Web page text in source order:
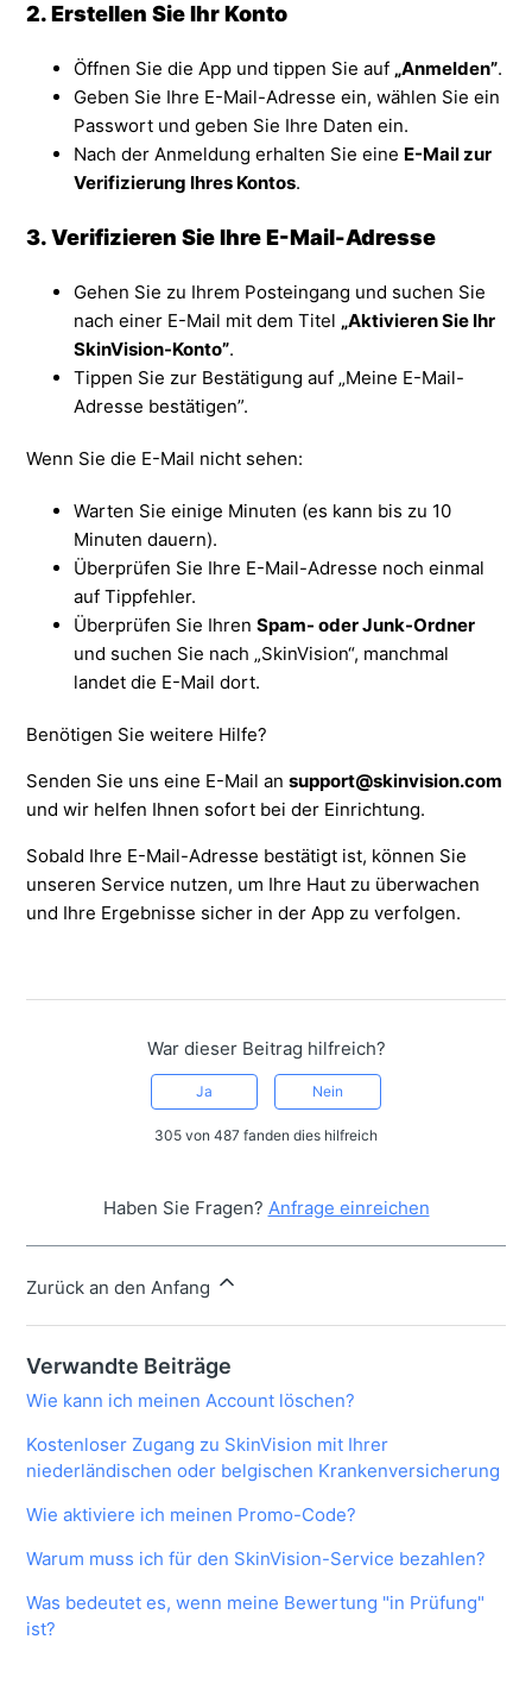
2. Erstellen Sie Ihr Konto
Öffnen Sie die App und tippen Sie auf „Anmelden”.
Geben Sie Ihre E-Mail-Adresse ein, wählen Sie ein
Passwort und geben Sie Ihre Daten ein.
Nach der Anmeldung erhalten Sie eine E-Mail zur
Verifizierung Ihres Kontos.
3. Verifizieren Sie Ihre E-Mail-Adresse
Gehen Sie zu Ihrem Posteingang und suchen Sie
nach einer E-Mail mit dem Titel „Aktivieren Sie Ihr
SkinVision-Konto”.
Tippen Sie zur Bestätigung auf „Meine E-Mail-
Adresse bestätigen”.
Wenn Sie die E-Mail nicht sehen:
Warten Sie einige Minuten (es kann bis zu 10
Minuten dauern).
Überprüfen Sie Ihre E-Mail-Adresse noch einmal
auf Tippfehler.
Überprüfen Sie IhrenSpam- oder Junk-Ordner
und suchen Sie nach „SkinVision“, manchmal
landet die E-Mail dort.
Benötigen Sie weitere Hilfe?
Senden Sie uns eine E-Mail ansupport@skinvision.com
und wir helfen Ihnen sofort bei der Einrichtung.
Sobald Ihre E-Mail-Adresse bestätigt ist, können Sie
unseren Service nutzen, um Ihre Haut zu überwachen
und Ihre Ergebnisse sicher in der App zu verfolgen.
War dieser Beitrag hilfreich?
Ja Nein
305 von 487 fanden dies hilfreich
Haben Sie Fragen? Anfrage einreichen
Zurück an den Anfang
Verwandte Beiträge
Wie kann ich meinen Account löschen?
Kostenloser Zugang zu SkinVision mit Ihrer
niederländischen oder belgischen Krankenversicherung
Wie aktiviere ich meinen Promo-Code?
Warum muss ich für den SkinVision-Service bezahlen?
Was bedeutet es, wenn meine Bewertung "in Prüfung"
ist?